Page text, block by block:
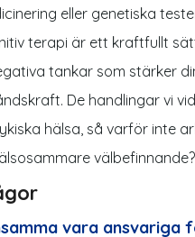
eller genetiska
terapi är ett kraftfullt
tankar som stärker
De handlingar vi
hälsa, så varför inte
välbefinnande?
vara ansvariga